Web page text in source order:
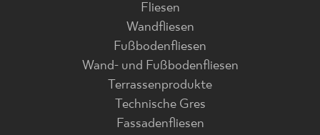
Fliesen
Wandfliesen
Fußbodenfliesen
Wand- und Fußbodenfliesen
Terrassenprodukte
Technische Gres
Fassadenfliesen